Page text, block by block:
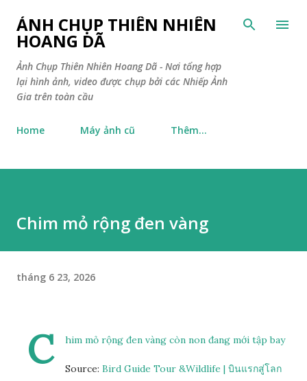
Chuyển đến nội dung chính
ẢNH CHỤP THIÊN NHIÊN
HOANG DÃ
Ảnh Chụp Thiên Nhiên Hoang Dã - Nơi tổng hợp
lại hình ảnh, video được chụp bởi các Nhiếp Ảnh
Gia trên toàn cầu
Home Máy ảnh cũ Thêm…
Chim mỏ rộng đen vàng
tháng 6 23, 2026
C him mỏ rộng đen vàng còn non đang mới tập bay
Source: Bird Guide Tour &Wildlife | บินแรกสู่โลก